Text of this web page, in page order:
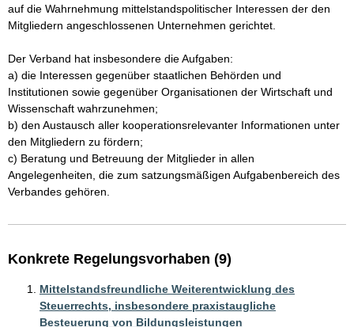
auf die Wahrnehmung mittelstandspolitischer Interessen der den
Mitgliedern angeschlossenen Unternehmen gerichtet.
Der Verband hat insbesondere die Aufgaben:
a) die Interessen gegenüber staatlichen Behörden und
Institutionen sowie gegenüber Organisationen der Wirtschaft und
Wissenschaft wahrzunehmen;
b) den Austausch aller kooperationsrelevanter Informationen unter
den Mitgliedern zu fördern;
c) Beratung und Betreuung der Mitglieder in allen
Angelegenheiten, die zum satzungsmäßigen Aufgabenbereich des
Verbandes gehören.
Konkrete Regelungsvorhaben (9)
Mittelstandsfreundliche Weiterentwicklung des
Steuerrechts, insbesondere praxistaugliche
Besteuerung von Bildungsleistungen